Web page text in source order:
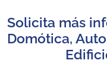
Solicita más
Domótica,